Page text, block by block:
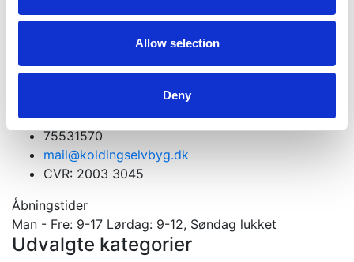
Allow selection
Deny
Kontakt os. Vi er altid klar med et godt tilbud
Kontakt os
Velkommen til din tømmerhandel
Materialer til nybygning, ombygning og tilbygning
Gejlhavegård 13 b - 6000 Kolding
75531570
mail@koldingselvbyg.dk
CVR: 2003 3045
Åbningstider
Man - Fre: 9-17 Lørdag: 9-12, Søndag lukket
Udvalgte kategorier